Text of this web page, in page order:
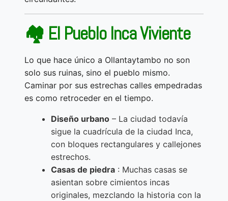
🏘️ El Pueblo Inca Viviente
Lo que hace único a Ollantaytambo no son
solo sus ruinas, sino el pueblo mismo.
Caminar por sus estrechas calles empedradas
es como retroceder en el tiempo.
Diseño urbano – La ciudad todavía
sigue la cuadrícula de la ciudad Inca,
con bloques rectangulares y callejones
estrechos.
Casas de piedra : Muchas casas se
asientan sobre cimientos incas
originales, mezclando la historia con la